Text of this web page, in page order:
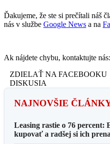
Ďakujeme, že ste si prečítali náš
nás v službe Google News a na
Ak nájdete chybu, kontaktujte nás:
ZDIELAŤ NA FACEBOOKU
DISKUSIA
NAJNOVŠIE
Leasing rastie o 76 percent:
kupovať a radšej si ich